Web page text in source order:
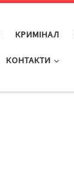
КРИМІНАЛ
КОНТАКТИ